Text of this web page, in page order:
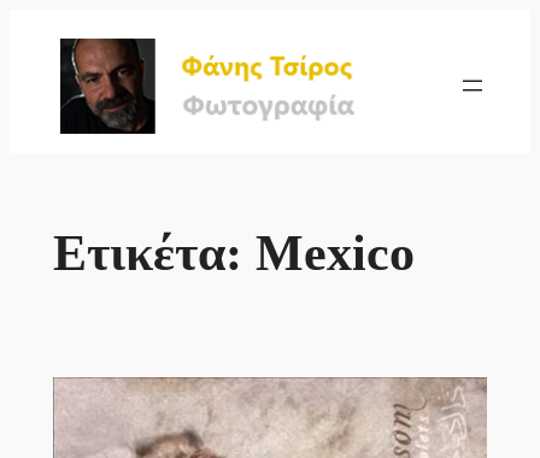
περιεχόμενο
Ετικέτα: Mexico